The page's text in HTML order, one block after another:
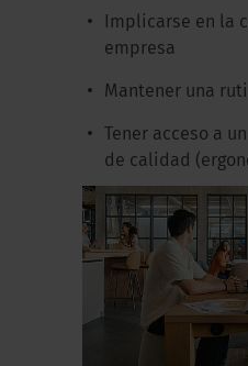
Implicarse en la
empresa
Mantener una
Tener acceso a
de calidad